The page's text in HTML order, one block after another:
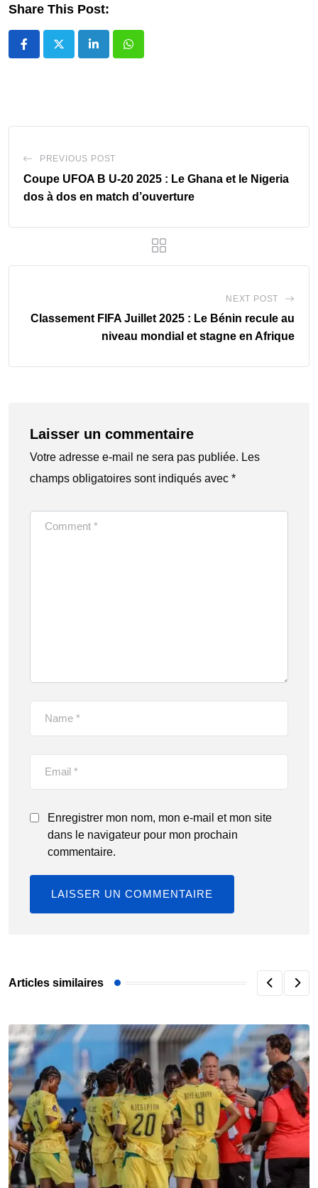
Share This Post:
LinkedInWhatsapp
PREVIOUS POST
Coupe UFOA B U-20 2025 : Le Ghana et le Nigeria
dos à dos en match d’ouverture
NEXT POST
Classement FIFA Juillet 2025 : Le Bénin recule au
niveau mondial et stagne en Afrique
Laisser un commentaire
Votre adresse e-mail ne sera pas publiée. Les
champs obligatoires sont indiqués avec *
Enregistrer mon nom, mon e-mail et mon site
dans le navigateur pour mon prochain
commentaire.
Articles similaires